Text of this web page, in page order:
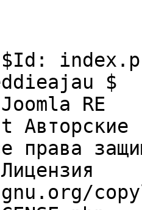
$
RE
Авторские
права